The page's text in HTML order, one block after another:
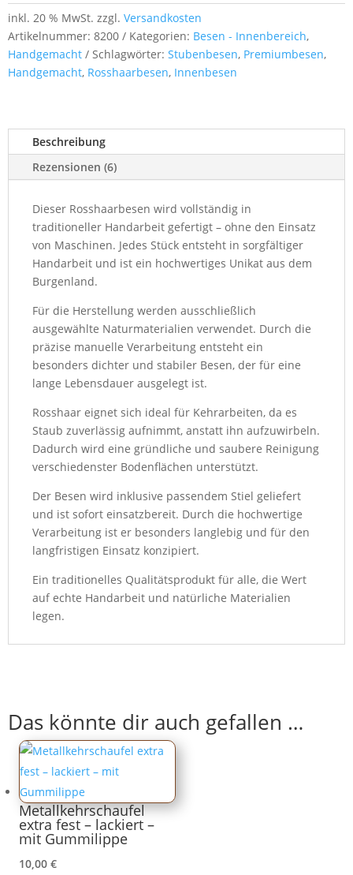
%
Handarbeit
aus
besten
Stiel
Menge
inkl. 20 % MwSt. zzgl. Versandkosten
Artikelnummer: 8200 Kategorien: Besen - Innenbereich,
Handgemacht
Schlagwörter: Stubenbesen, Premiumbesen,
Handgemacht, Rosshaarbesen, Innenbesen
Beschreibung
Rezensionen (6)
Dieser Rosshaarbesen wird vollständig in
traditioneller Handarbeit gefertigt – ohne den Einsatz
von Maschinen. Jedes Stück entsteht in sorgfältiger
Handarbeit und ist ein hochwertiges Unikat aus dem
Burgenland.
Für die Herstellung werden ausschließlich
ausgewählte Naturmaterialien verwendet. Durch die
präzise manuelle Verarbeitung entsteht ein
besonders dichter und stabiler Besen, der für eine
lange Lebensdauer ausgelegt ist.
Rosshaar eignet sich ideal für Kehrarbeiten, da es
Staub zuverlässig aufnimmt, anstatt ihn aufzuwirbeln.
Dadurch wird eine gründliche und saubere Reinigung
verschiedenster Bodenflächen unterstützt.
Der Besen wird inklusive passendem Stiel geliefert
und ist sofort einsatzbereit. Durch die hochwertige
Verarbeitung ist er besonders langlebig und für den
langfristigen Einsatz konzipiert.
Ein traditionelles Qualitätsprodukt für alle, die Wert
auf echte Handarbeit und natürliche Materialien
legen.
Das könnte dir auch gefallen …
Metallkehrschaufel
extra fest – lackiert –
mit Gummilippe
10,00 €